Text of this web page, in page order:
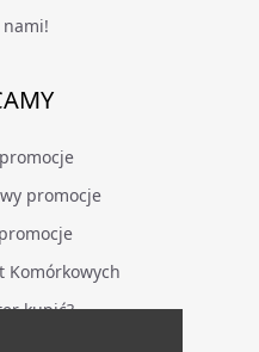
nami!
promocje
Komórkowych
kupić?